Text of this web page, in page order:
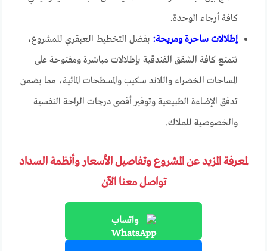
كافة أرجاء الوحدة.
إطلالات ساحرة ومريحة: بفضل التخطيط العبقري للمشروع،
تتمتع كافة الشقق الفندقية بإطلالات مباشرة ومفتوحة على
المساحات الخضراء واللاند سكيب والمسطحات المائية، مما يضمن
تدفق الإضاءة الطبيعية وتوفير أقصى درجات الراحة النفسية
والخصوصية للملاك.
لمعرفة المزيد عن المشروع وتفاصيل الأسعار وأنظمة السداد
تواصل معنا الآن
واتساب